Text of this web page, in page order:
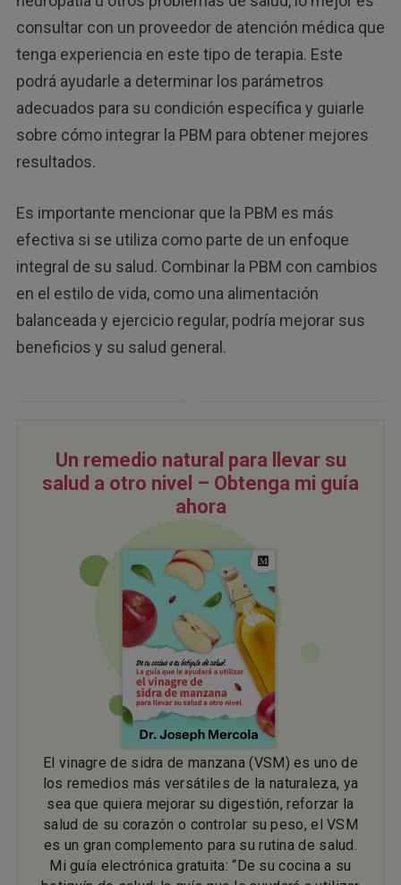
consultar con un proveedor de atención médica que
tenga experiencia en este tipo de terapia. Este
podrá ayudarle a determinar los parámetros
adecuados para su condición específica y guiarle
sobre cómo integrar la PBM para obtener mejores
resultados.
Es importante mencionar que la PBM es más
efectiva si se utiliza como parte de un enfoque
integral de su salud. Combinar la PBM con cambios
en el estilo de vida, como una alimentación
balanceada y ejercicio regular, podría mejorar sus
beneficios y su salud general.
Un remedio natural para llevar su
salud a otro nivel – Obtenga mi guía
ahora
El vinagre de sidra de manzana (VSM) es uno de
los remedios más versátiles de la naturaleza, ya
sea que quiera mejorar su digestión, reforzar la
salud de su corazón o controlar su peso, el VSM
es un gran complemento para su rutina de salud.
Mi guía electrónica gratuita: “De su cocina a su